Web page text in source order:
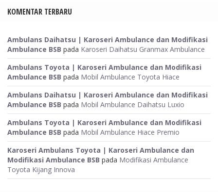
KOMENTAR TERBARU
Ambulans Daihatsu | Karoseri Ambulance dan Modifikasi
Ambulance BSB pada Karoseri Daihatsu Granmax Ambulance
Ambulans Toyota | Karoseri Ambulance dan Modifikasi
Ambulance BSB pada Mobil Ambulance Toyota Hiace
Ambulans Daihatsu | Karoseri Ambulance dan Modifikasi
Ambulance BSB pada Mobil Ambulance Daihatsu Luxio
Ambulans Toyota | Karoseri Ambulance dan Modifikasi
Ambulance BSB pada Mobil Ambulance Hiace Premio
Karoseri Ambulans Toyota | Karoseri Ambulance dan
Modifikasi Ambulance BSB pada Modifikasi Ambulance
Toyota Kijang Innova